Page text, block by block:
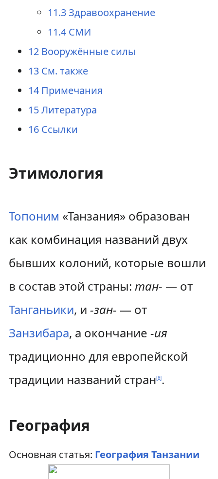
11.3Здравоохранение
11.4 СМИ
12 Вооружённые силы
13 См. также
14 Примечания
15Литература
16 Ссылки
Этимология
Топоним «Танзания» образован
как комбинация названий двух
бывших колоний, которые вошли
в состав этой страны: тан- — от
Танганьики, и -зан- — от
Занзибара, а окончание -ия
традиционно для европейской
традиции названий стран[8].
География
Основная статья: География Танзании